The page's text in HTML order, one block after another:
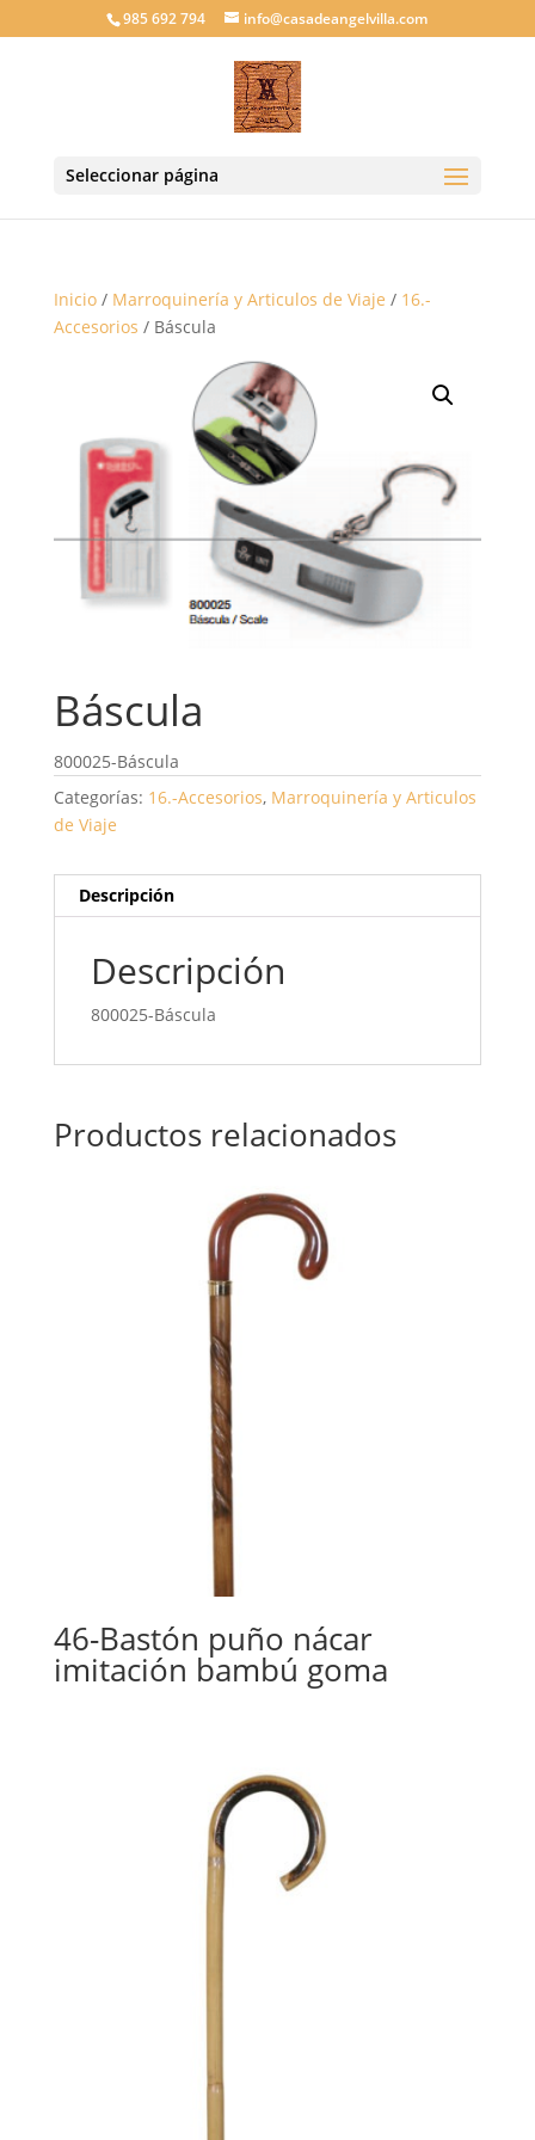
985 692 794 info@casadeangelvilla.com
Seleccionar página
Inicio/ Marroquinería y Articulos de Viaje / 16.-
Accesorios / Báscula
Báscula
800025-Báscula
Categorías: 16.-Accesorios, Marroquinería y Articulos
de Viaje
Descripción
Descripción
800025-Báscula
Productos relacionados
46-Bastón puño nácar
imitación bambú goma